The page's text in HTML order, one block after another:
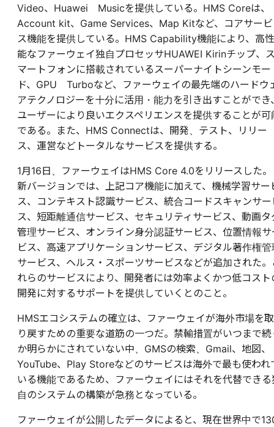
Video、Huawei Musicを提供している。HMS Coreは、
Account kit、Game Services、Map Kitなど、コアサービ
ス機能を提供している。HMS Capability機能により、高性
能なファーウェイ独自プロセッサHUAWEI Kirinチップ、
マートフォンに搭載されているスーパーナイトシーンモー
ド、GPU Turboなど、ファーウェイの最先端のハードウ
アテクノロジーを十分に活用・能力を引き出すことができ
ユーザーにより良いエクスペリエンスを提供することが可
である。また、HMS Connectは、開発、テスト、リリー
ス、運営などトータルなサービスを提供する。
1月16日、ファーウェイはHMS Core 4.0をリリースした。
新バージョンでは、上記コア機能に加えて、機械学習サー
ス、コンテキスト認識サービス、統合コードスキャンサー
ス、短距離通信サービス、セキュリティサービス、動画タ
管理サービス、オンライン身分認証サービス、位置情報サ
ビス、高速アプリケーションサービス、デジタル著作権管
サービス、ヘルス・スポーツサービスなどが追加された。
れらのサービスにより、開発者には効率よくかつ低コスト
開発に対するサポートを提供していくとのこと。
HMSエコシステムの確立は、ファーウェイが海外市場を取
り戻すための重要な道筋の一つだ。禁輸措置がいつまで続
か明らかにされていない中、GMSの検索、Gmail、地図、
YouTube、Play Storeなどのサービスは海外で最も使われ
いる機能であるため、ファーウェイにはそれを代替できる
自のシステムの構築が急務となっている。
ファーウェイが公開したデータによると、現在世界中で